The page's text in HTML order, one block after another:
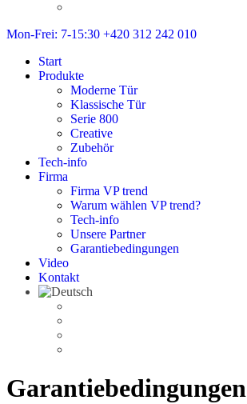
Mon-Frei: 7-15:30 +420 312 242 010
Start
Produkte
Moderne Tür
Klassische Tür
Serie 800
Creative
Zubehör
Tech-info
Firma
Firma VP trend
Warum wählen VP trend?
Tech-info
Unsere Partner
Garantiebedingungen
Video
Kontakt
Garantiebedingungen